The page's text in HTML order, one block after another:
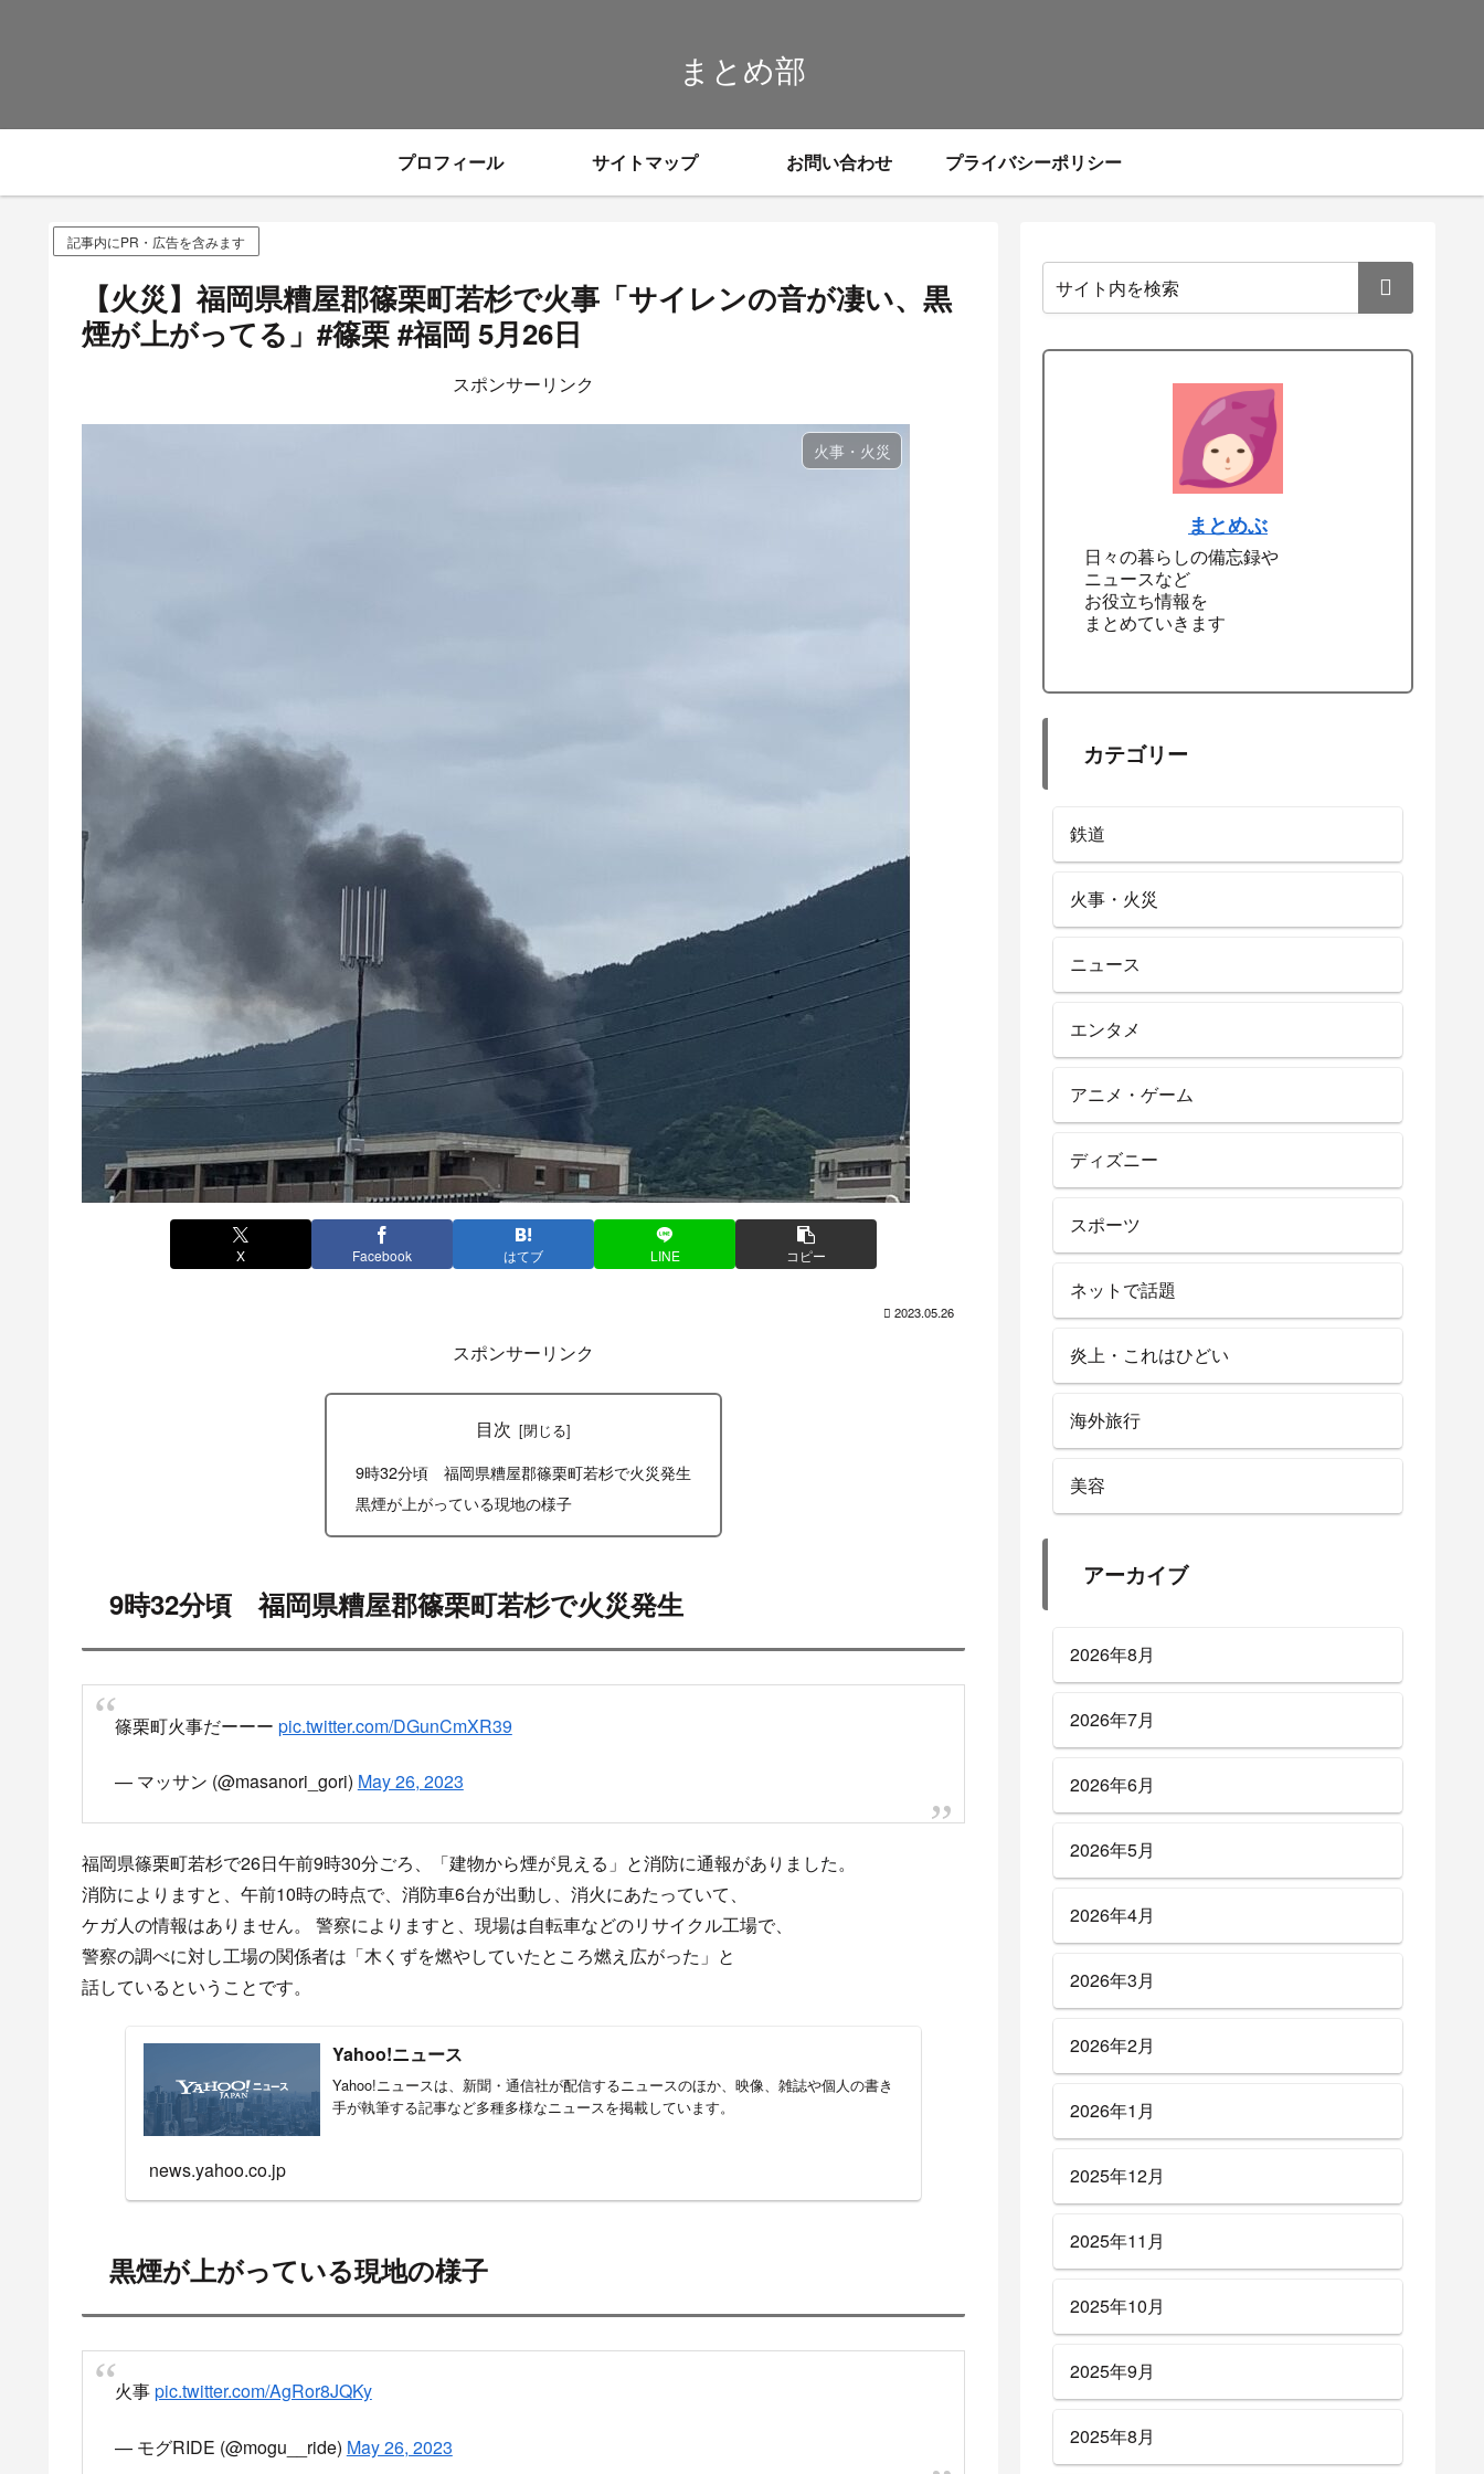
まとめ部
プロフィール サイトマップ お問い合わせ プライバシーポリシー
記事内にPR・広告を含みます
【火災】福岡県糟屋郡篠栗町若杉で火事「サイレンの音が凄い、黒
煙が上がってる」#篠栗 #福岡 5月26日
スポンサーリンク
9時32分頃 福岡県糟屋郡篠栗町若杉で火災発生
黒煙が上がっている現地の様子
篠栗町火事だーーーpic.twitter.com/DGunCmXR39
— マッサン (@masanori_gori)May 26, 2023
まとめぶ
日々の暮らしの備忘録や
ニュースなど
お役立ち情報を
まとめていきます
カテゴリー
鉄道
火事・火災
ニュース
エンタメ
アニメ・ゲーム
ディズニー
スポーツ
ネットで話題
炎上・これはひどい
海外旅行
美容
アーカイブ
2026年8月
2026年7月
2026年6月
2026年5月
2026年4月
2026年3月
2026年2月
2026年1月
2025年12月
2025年11月
2025年10月
2025年9月
2025年8月